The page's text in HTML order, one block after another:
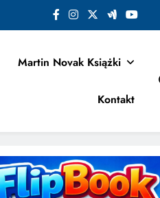
Martin Novak Książki
Kontakt